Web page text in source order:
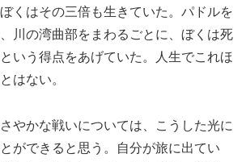
くはその三倍も生きていた。パドルを
川の湾曲部をまわるごとに、ぼくは死
いう得点をあげていた。人生でこれほ
はない。
やかな戦いについては、こうした光に
ができると思う。自分が旅に出てい